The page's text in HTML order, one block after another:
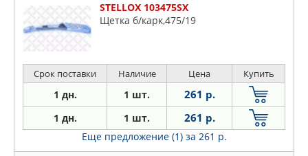
STELLOX 103475SX
Щетка б/карк,475/19
Срок поставки Наличие Цена Купить
1 дн. 1 шт. 261 р.
1 дн. 1 шт. 261 р.
Еще предложение (1) за 261 р.